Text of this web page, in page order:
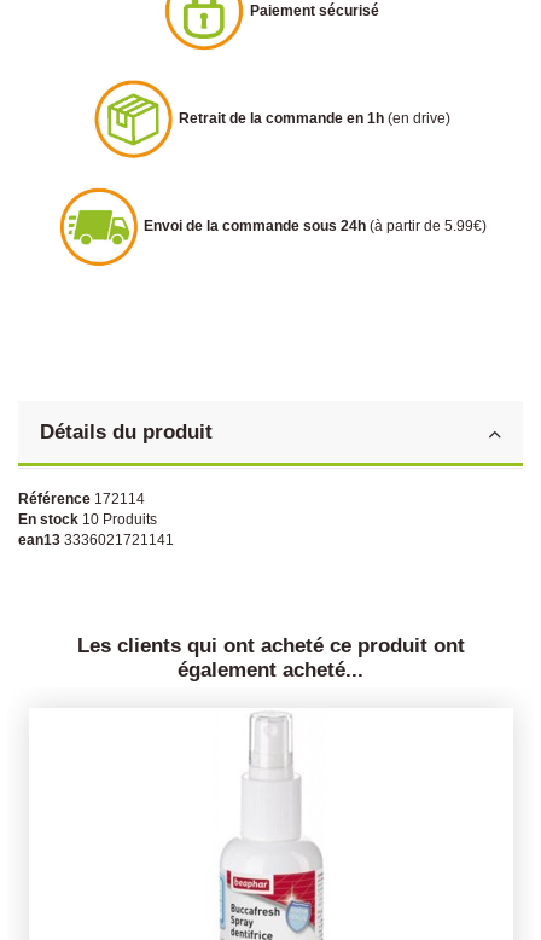
Paiement sécurisé
Retrait de la commande en 1h (en drive)
Envoi de la commande sous 24h (à partir de 5.99€)
Détails du produit
Référence 172114
En stock 10 Produits
ean13 3336021721141
Les clients qui ont acheté ce produit ont
également acheté...